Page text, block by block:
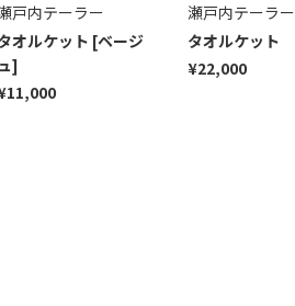
戸内テーラー
オルケット [ベージ
ュ]
瀬戸内テーラー
タオルケット
¥22,000